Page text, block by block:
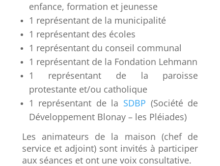
enfance, formation et jeunesse
1 représentant de la municipalité
1 représentant des écoles
1 représentant du conseil communal
1 représentant de la Fondation Lehmann
1 représentant de la paroisse
protestante et/ou catholique
1 représentant de la SDBP (Société de
Développement Blonay – les Pléiades)
Les animateurs de la maison (chef de
service et adjoint) sont invités à participer
aux séances et ont une voix consultative.